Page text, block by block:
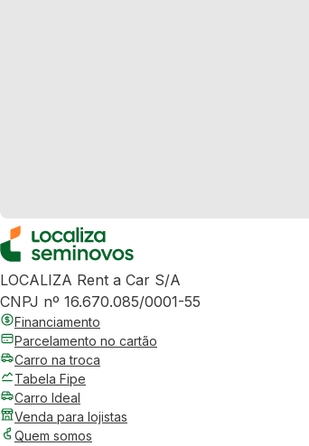
LOCALIZA Rent a Car S/A
CNPJ nº 16.670.085/0001-55
Financiamento
Parcelamento no cartão
Carro na troca
Tabela Fipe
Carro Ideal
Venda para lojistas
Quem somos